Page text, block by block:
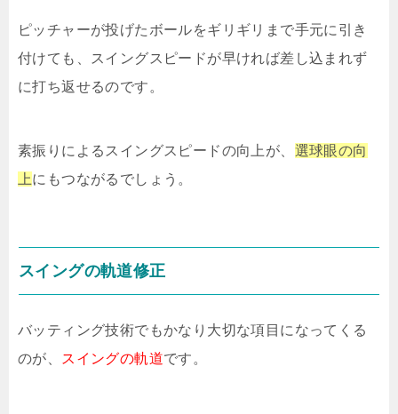
ピッチャーが投げたボールをギリギリまで手元に引き
付けても、スイングスピードが早ければ差し込まれず
に打ち返せるのです。
素振りによるスイングスピードの向上が、 選球眼の向
上にもつながるでしょう。
スイングの軌道修正
バッティング技術でもかなり大切な項目になってくる
のが、
スイングの軌道です。